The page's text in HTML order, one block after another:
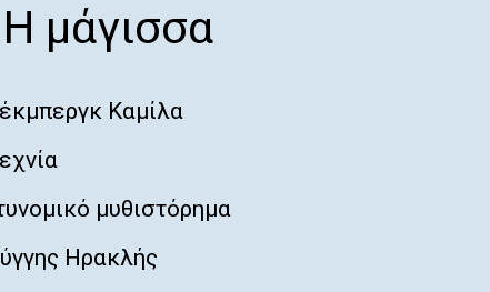
μάγισσα
Καμίλα
μυθιστόρημα
Ηρακλής